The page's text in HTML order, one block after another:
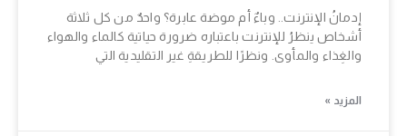
إدمانُ الإنترنت.. وباءٌ أم موضة عابرة؟ واحدٌ من كل ثلاثة
أشخاص ينظرُ للإنترنت باعتباره ضرورة حياتية كالماء والهواء
والغِذاء والمأوى. ونظرًا للطريقةِ غير التقليدية التي
المزيد »